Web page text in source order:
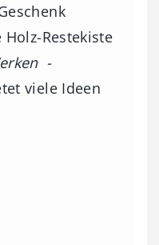
Restekiste
-
viele Ideen